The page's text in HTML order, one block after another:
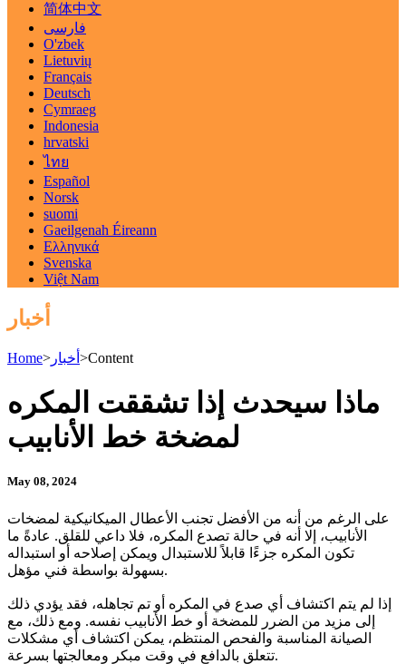
简体中文
فارسی
O'zbek
Lietuvių
Français
Deutsch
Cymraeg
Indonesia
hrvatski
ไทย
Español
Norsk
suomi
Gaeilgenah Éireann
Ελληνικά
Svenska
Việt Nam
أخبار
Home> أخبار >Content
ماذا سيحدث إذا تشققت المكره
لمضخة خط الأنابيب
May 08, 2024
على الرغم من أنه من الأفضل تجنب الأعطال الميكانيكية لمضخات
الأنابيب، إلا أنه في حالة تصدع المكره، فلا داعي للقلق. عادةً ما
تكون المكره جزءًا قابلاً للاستبدال ويمكن إصلاحه أو استبداله
بسهولة بواسطة فني مؤهل.
إذا لم يتم اكتشاف أي صدع في المكره أو تم تجاهله، فقد يؤدي ذلك
إلى مزيد من الضرر للمضخة أو خط الأنابيب نفسه. ومع ذلك، مع
الصيانة المناسبة والفحص المنتظم، يمكن اكتشاف أي مشكلات
تتعلق بالدافع في وقت مبكر ومعالجتها بسرعة.